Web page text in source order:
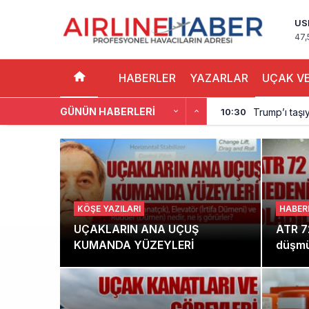
HABERLER YAZARLAR UÇAK
GÜNÜN HABERLERI 10:30 Trump’ı
10:00 Emirates
9:14 Emirates’in
8:37 DHL uçağı
8:11 SpaceX
Üniformasız
16:20 ISG’nin
11:41 AJet’ten
KÖŞE YAZILARI
UÇAKLARIN ANA UÇUŞ
KUMANDA YÜZEYLERİ
ATR